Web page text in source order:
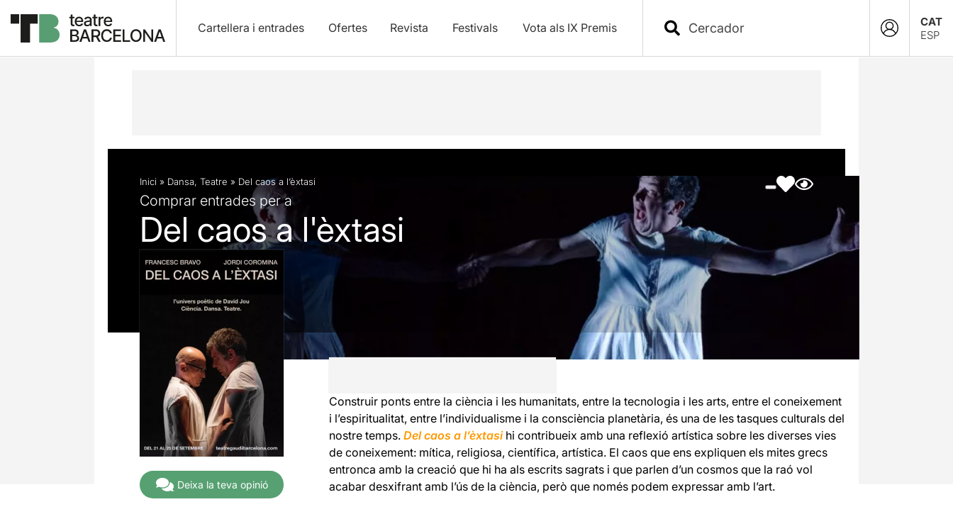
Cartellera i entrades Ofertes Revista Festivals Vota als IX Premis
CAT
ESP
Descripció Fitxa artística Fotos i vídeos
Inici » Dansa, Teatre » Del caos a l’èxtasi
Comprar entrades per a
Del caos a l'èxtasi
Deixa la teva opinió
Construir ponts entre la ciència i les humanitats, entre la tecnologia i les arts, entre el coneixement
i l’espiritualitat, entre l’individualisme i la consciència planetària, és una de les tasques culturals del
nostre temps. Del caos a l’èxtasi hi contribueix amb una reflexió artística sobre les diverses vies
de coneixement: mítica, religiosa, científica, artística. El caos que ens expliquen els mites grecs
entronca amb la creació que hi ha als escrits sagrats i que parlen d’un cosmos que la raó vol
acabar desxifrant amb l’ús de la ciència, però que només podem expressar amb l’art.